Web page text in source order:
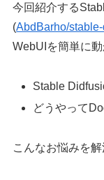
今回紹介する
(AbdBarho/
WebUIを簡単に動
Stable
どうやって
こんなお悩みを解